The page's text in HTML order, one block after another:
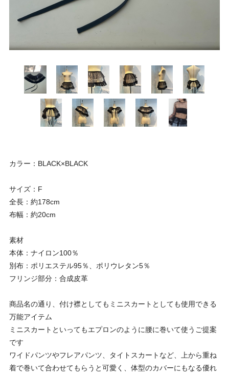
カラー：BLACK×BLACK
サイズ：F
全長：約178cm
布幅：約20cm
素材
本体：ナイロン100％
別布：ポリエステル95％、ポリウレタン5％
フリンジ部分：合成皮革
商品名の通り、付け襟としてもミニスカートとしても使用できる
万能アイテム
ミニスカートといってもエプロンのように腰に巻いて使うご提案
です
ワイドパンツやフレアパンツ、タイトスカートなど、上から重ね
着で巻いて合わせてもらうと可愛く、体型のカバーにもなる優れ